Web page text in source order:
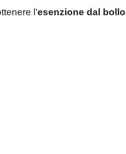
l’esenzione dal